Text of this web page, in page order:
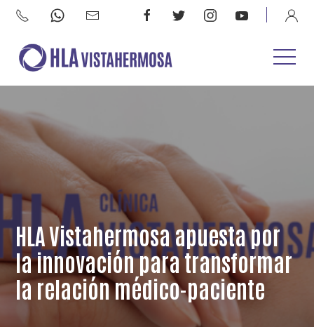
HLA Vistahermosa apuesta por
la innovación para transformar
la relación médico-paciente